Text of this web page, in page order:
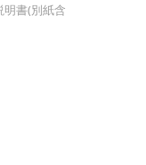
明書(別紙含